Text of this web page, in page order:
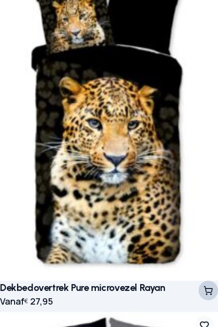
Dekbedovertrek Pure microvezel Rayan
Vanaf€ 27,95